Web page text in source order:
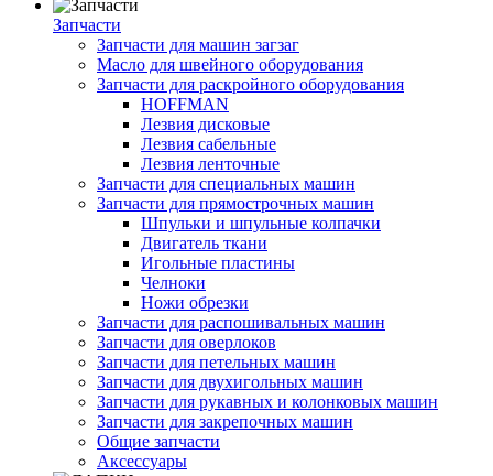
Запчасти
Запчасти для машин загзаг
Масло для швейного оборудования
Запчасти для раскройного оборудования
HOFFMAN
Лезвия дисковые
Лезвия сабельные
Лезвия ленточные
Запчасти для специальных машин
Запчасти для прямострочных машин
Шпульки и шпульные колпачки
Двигатель ткани
Игольные пластины
Челноки
Ножи обрезки
Запчасти для распошивальных машин
Запчасти для оверлоков
Запчасти для петельных машин
Запчасти для двухигольных машин
Запчасти для рукавных и колонковых машин
Запчасти для закрепочных машин
Общие запчасти
Аксессуары